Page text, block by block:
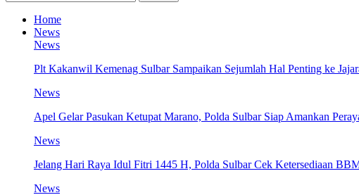
Home
News
News
Plt Kakanwil Kemenag Sulbar Sampaikan Sejumlah Hal Penting ke
News
Apel Gelar Pasukan Ketupat Marano, Polda Sulbar Siap Amankan
News
Jelang Hari Raya Idul Fitri 1445 H, Polda Sulbar Cek Ketersediaan
News